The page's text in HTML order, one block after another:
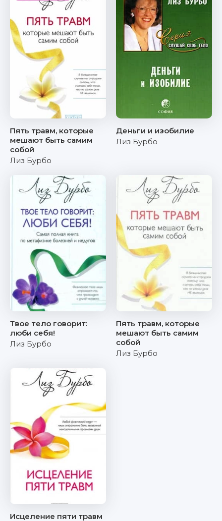
Пять травм, которые
мешают быть самим
собой
Лиз Бурбо
Деньги и изобилие
Лиз Бурбо
Твое тело говорит:
люби себя!
Лиз Бурбо
Пять травм, которые
мешают быть самим
собой
Лиз Бурбо
Исцеление пяти травм